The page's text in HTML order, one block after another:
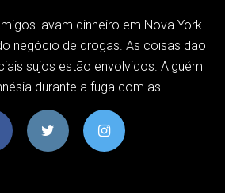
lavam dinheiro em Nova York.
negócio de drogas. As coisas dão
sujos estão envolvidos. Alguém
durante a fuga com as